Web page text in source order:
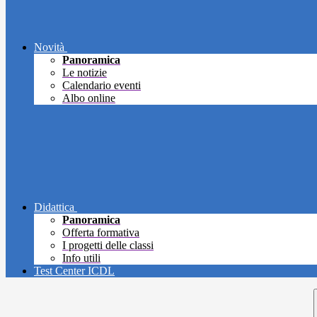
Novità
Panoramica
Le notizie
Calendario eventi
Albo online
Didattica
Panoramica
Offerta formativa
I progetti delle classi
Info utili
Test Center ICDL